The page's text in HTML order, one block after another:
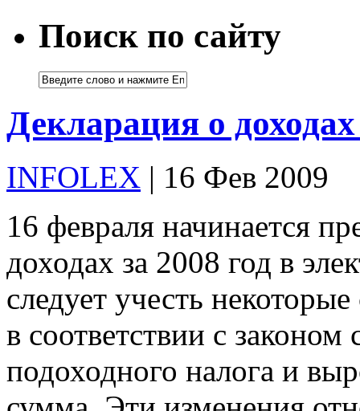
Поиск по сайту
Декларация о
INFOLEX | 16 Фев 2009
16 февраля начинается
доходах за 2008 год в
следует учесть
в соответствии с законом
подоходного налога и